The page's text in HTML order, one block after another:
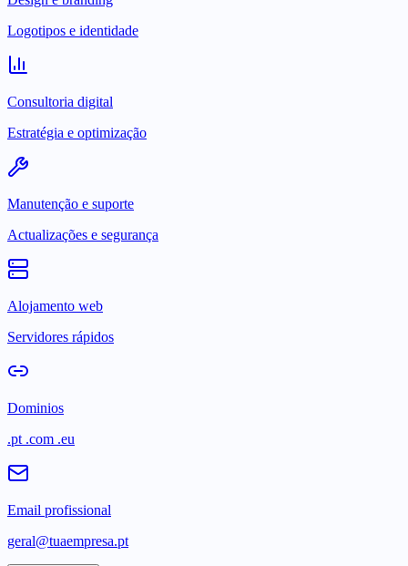
Logotipos e identidade
Consultoria digital
Estratégia e optimização
Manutenção e suporte
Actualizações e segurança
Alojamento web
Servidores rápidos
Dominios
.pt .com .eu
Email profissional
geral@tuaempresa.pt